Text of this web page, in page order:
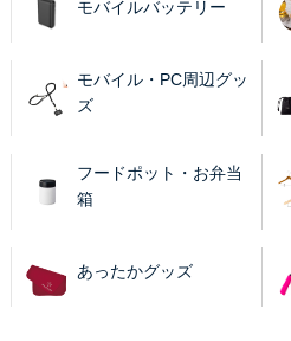
モバイルバッテリー
モバイル・PC周辺グッ
ズ
フードポット・お弁当
箱
あったかグッズ